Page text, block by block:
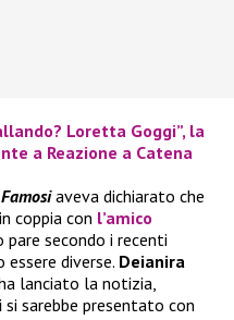
Loretta Goggi”, la
a Reazione a Catena
aveva dichiarato che
coppia con l’amico
pare secondo i recenti
diverse. Deianira
lanciato la notizia,
si sarebbe presentato con